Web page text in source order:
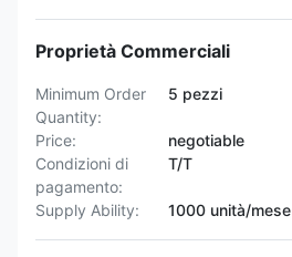
Proprietà Commerciali
Minimum Order
Quantity:
5 pezzi
Price:
negotiable
Condizioni di
pagamento:
T/T
Supply Ability: 1000 unità/mese